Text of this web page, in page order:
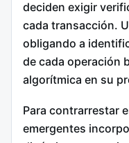
deciden exigir
cada transacción.
obligando a
de cada operación
algorítmica en su
Para contrarrestar
emergentes